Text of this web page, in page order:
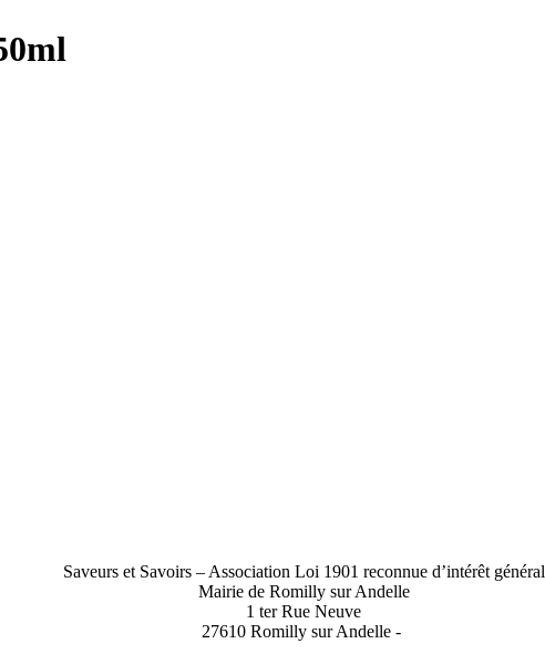
Saveurs et Savoirs – Association Loi 1901 reconnue d’intérêt général
Mairie de Romilly sur Andelle
1 ter Rue Neuve
27610 Romilly sur Andelle -